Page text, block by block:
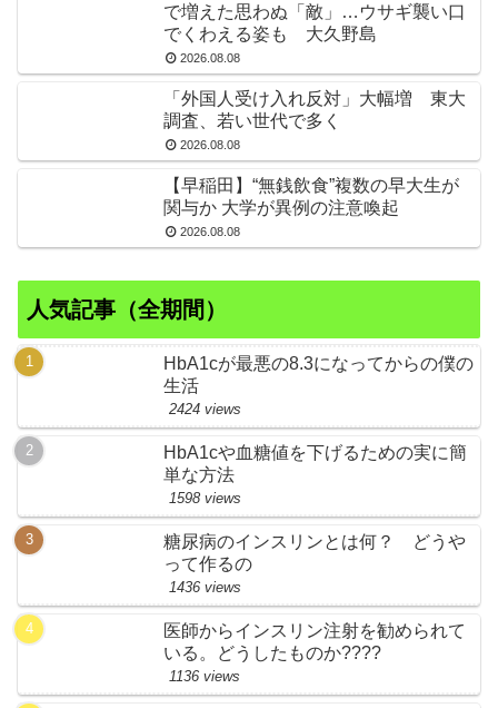
で増えた思わぬ「敵」…ウサギ襲い口
でくわえる姿も 大久野島
2026.08.08
「外国人受け入れ反対」大幅増 東大
調査、若い世代で多く
2026.08.08
【早稲田】“無銭飲食”複数の早大生が
関与か 大学が異例の注意喚起
2026.08.08
人気記事（全期間）
HbA1cが最悪の8.3になってからの僕の
生活
2424 views
HbA1cや血糖値を下げるための実に簡
単な方法
1598 views
糖尿病のインスリンとは何？ どうや
って作るの
1436 views
医師からインスリン注射を勧められて
いる。どうしたものか????
1136 views